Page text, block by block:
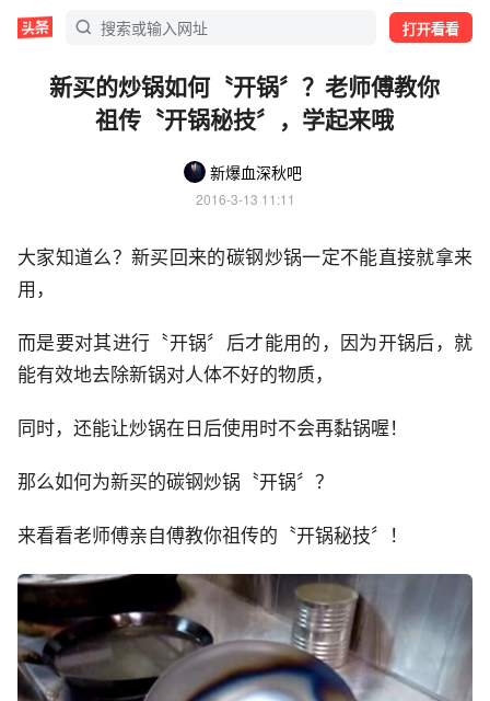
打开看看
新买的炒锅如何〝开锅〞？老师傅教你
祖传〝开锅秘技〞，学起来哦
新爆血深秋吧
2016-3-13 11:11
大家知道么？新买回来的碳钢炒锅一定不能直接就拿来
用，
而是要对其进行〝开锅〞后才能用的，因为开锅后，就
能有效地去除新锅对人体不好的物质，
同时，还能让炒锅在日后使用时不会再黏锅喔！
那么如何为新买的碳钢炒锅〝开锅〞？
来看看老师傅亲自傅教你祖传的〝开锅秘技〞！